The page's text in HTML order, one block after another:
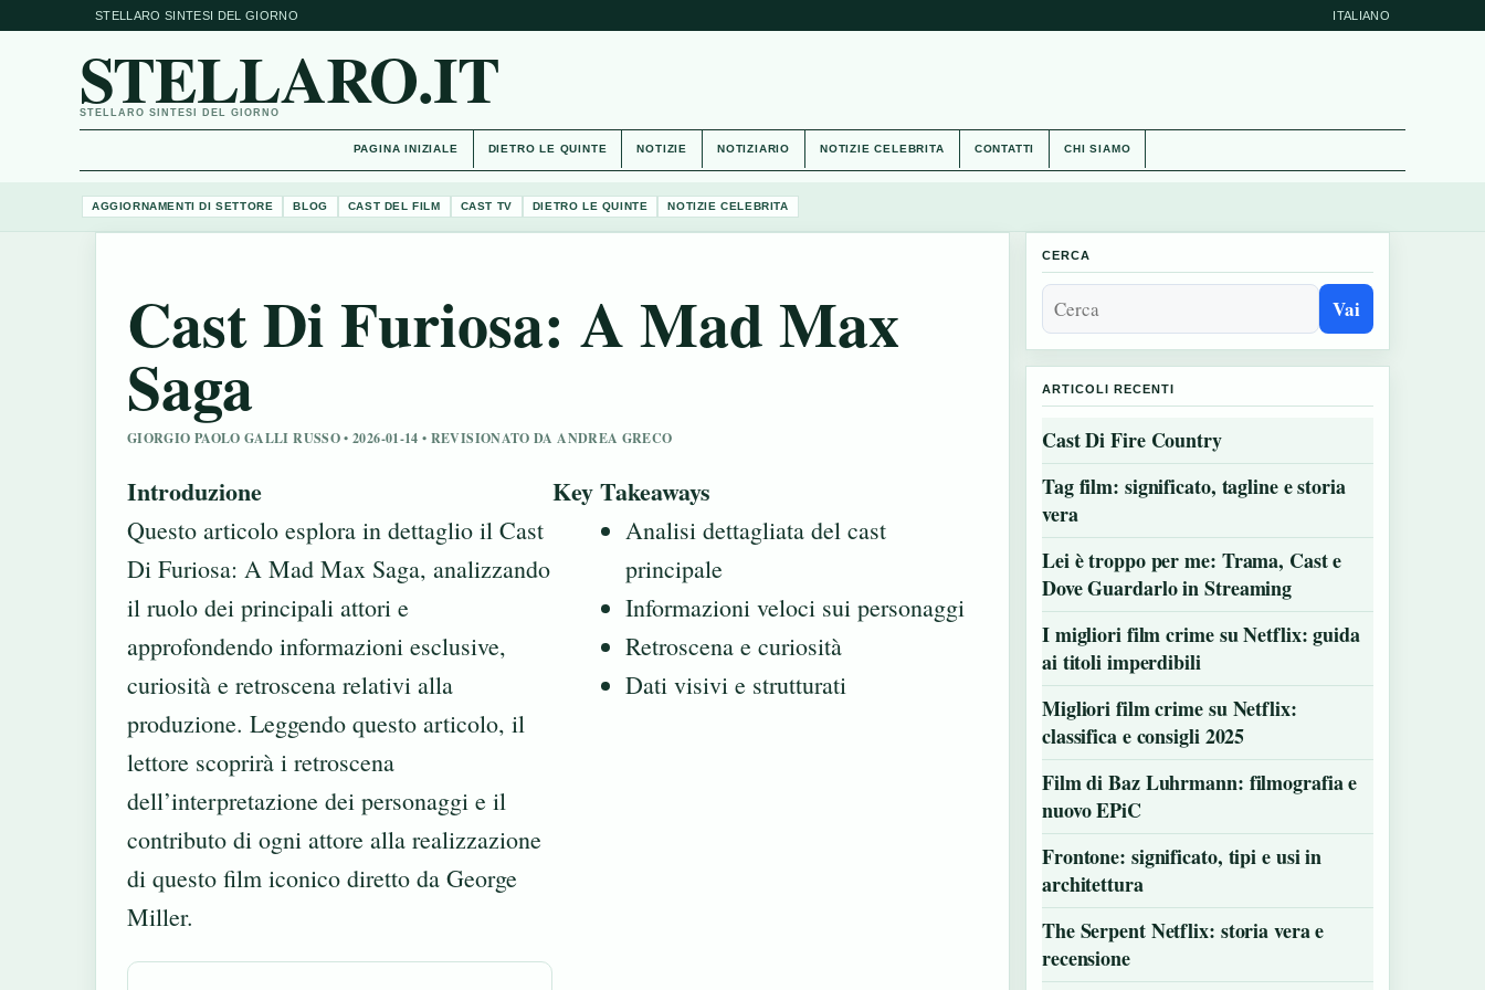
STELLARO SINTESI DEL GIORNO ITALIANO
STELLARO.IT
STELLARO SINTESI DEL GIORNO
PAGINA INIZIALE DIETRO LE QUINTE NOTIZIE NOTIZIARIO NOTIZIE CELEBRITA CONTATTI CHI SIAMO
AGGIORNAMENTI DI SETTORE BLOG CAST DEL FILM CAST TV DIETRO LE QUINTE NOTIZIE CELEBRITA
Cast Di Furiosa: A Mad Max
Saga
GIORGIO PAOLO GALLI RUSSO • 2026-01-14 • REVISIONATO DA ANDREA GRECO
Introduzione
Questo articolo esplora in dettaglio il Cast
Di Furiosa: A Mad Max Saga, analizzando
il ruolo dei principali attori e
approfondendo informazioni esclusive,
curiosità e retroscena relativi alla
produzione. Leggendo questo articolo, il
lettore scoprirà i retroscena
dell’interpretazione dei personaggi e il
contributo di ogni attore alla realizzazione
di questo film iconico diretto da George
Miller.
Key Takeaways
Analisi dettagliata del cast
principale
Informazioni veloci sui personaggi
Retroscena e curiosità
Dati visivi e strutturati
CERCA
Vai
ARTICOLI RECENTI
Cast Di Fire Country
Tag film: significato, tagline e storia
vera
Lei è troppo per me: Trama, Cast e
Dove Guardarlo in Streaming
I migliori film crime su Netflix: guida
ai titoli imperdibili
Migliori film crime su Netflix:
classifica e consigli 2025
Film di Baz Luhrmann: filmografia e
nuovo EPiC
Frontone: significato, tipi e usi in
architettura
The Serpent Netflix: storia vera e
recensione